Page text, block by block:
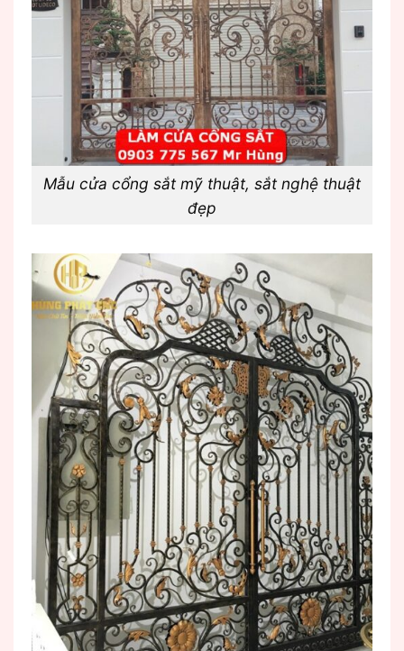
Mẫu cửa cổng sắt mỹ thuật, sắt nghệ thuật
đẹp